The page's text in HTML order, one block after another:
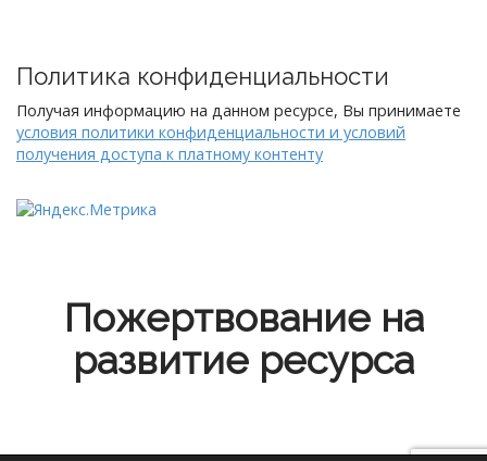
Политика конфиденциальности
Получая информацию на данном ресурсе, Вы принимаете
условия политики конфиденциальности и условий
получения доступа к платному контенту
Пожертвование на
развитие ресурса